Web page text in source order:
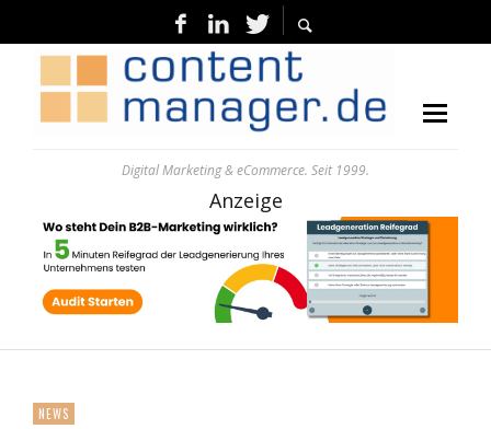
Digital Marketing & eCommerce. Seit 1999.
Anzeige
NEWS